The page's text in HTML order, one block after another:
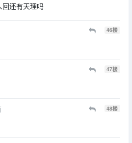
还有天理吗
46楼
47楼
48楼